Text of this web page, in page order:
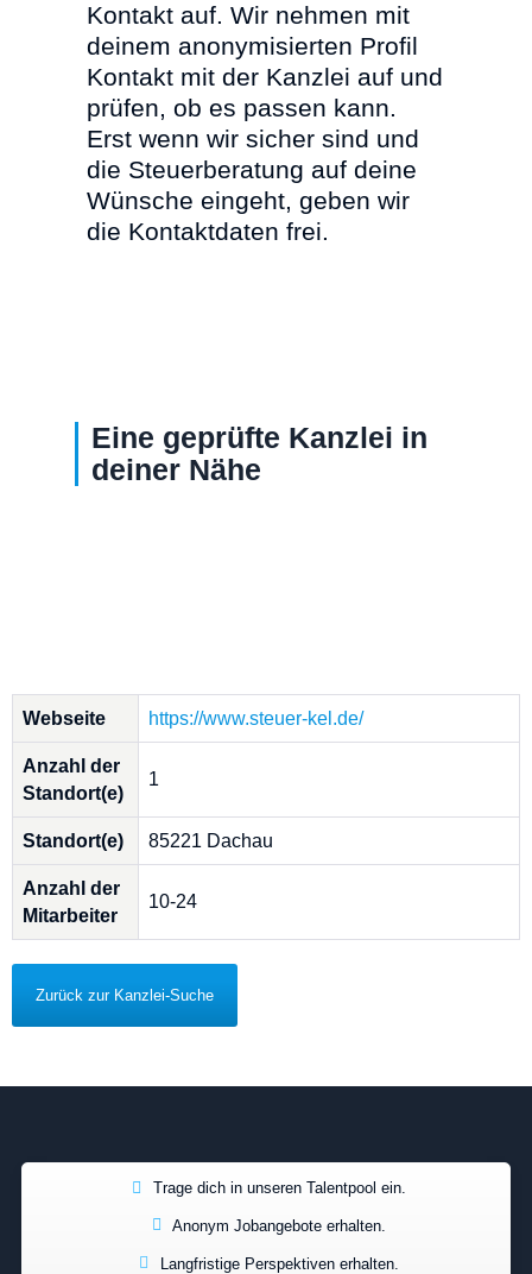
Kontakt auf. Wir nehmen mit
deinem anonymisierten Profil
Kontakt mit der Kanzlei auf und
prüfen, ob es passen kann.
Erst wenn wir sicher sind und
die Steuerberatung auf deine
Wünsche eingeht, geben wir
die Kontaktdaten frei.
Eine geprüfte Kanzlei in
deiner Nähe
Webseite https://www.steuer-kel.de/
Anzahl der
Standort(e)
1
Standort(e) 85221 Dachau
Anzahl der
Mitarbeiter
10-24
Zurück zur Kanzlei-Suche
Trage dich in unseren Talentpool ein.
Anonym Jobangebote erhalten.
Langfristige Perspektiven erhalten.